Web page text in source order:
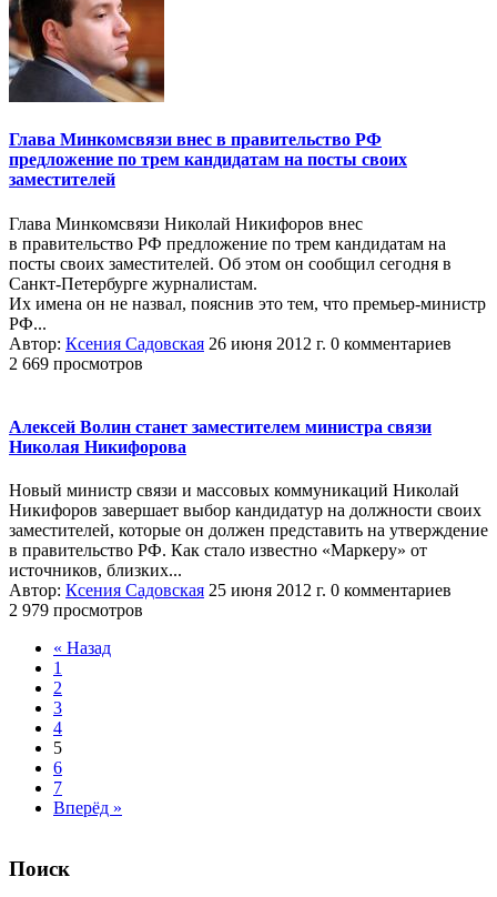
Глава Минкомсвязи внес в правительство РФ
предложение по трем кандидатам на посты своих
заместителей
Глава Минкомсвязи Николай Никифоров внес
в правительство РФ предложение по трем кандидатам на
посты своих заместителей. Об этом он сообщил сегодня в
Санкт-Петербурге журналистам.
Их имена он не назвал, пояснив это тем, что премьер-министр
РФ...
Автор: Ксения Садовская 26 июня 2012 г. 0 комментариев
2 669 просмотров
Алексей Волин станет заместителем министра связи
Николая Никифорова
Новый министр связи и массовых коммуникаций Николай
Никифоров завершает выбор кандидатур на должности своих
заместителей, которые он должен представить на утверждение
в правительство РФ. Как стало известно «Маркеру» от
источников, близких...
Автор: Ксения Садовская 25 июня 2012 г. 0 комментариев
2 979 просмотров
« Назад
1
2
3
4
5
6
7
Вперёд »
Поиск